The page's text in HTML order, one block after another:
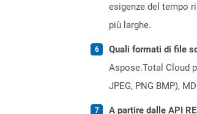
esigenze del tempo
più larghe.
Quali formati di file
Aspose.Total Cloud
JPEG, PNG BMP),
A partire dalle API